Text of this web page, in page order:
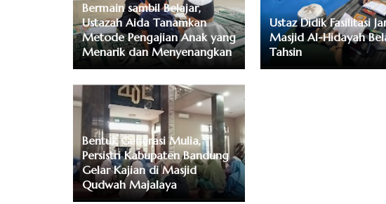
Bermain sambil Belajar,
Ustazah Aida Tanamkan
Metode Pengajian Anak yang
Menarik dan Menyenangkan
Ustaz Didik Fasilitasi
Masjid Al-Hidayah
Tahsin
Bentuk Generasi Mulia,
Persistri Kabupaten Bandung
Gelar Kajian di Masjid
Qudwah Majalaya